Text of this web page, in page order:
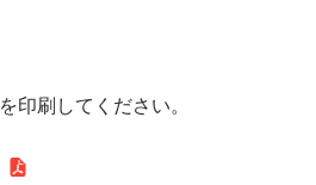
を印刷してください。